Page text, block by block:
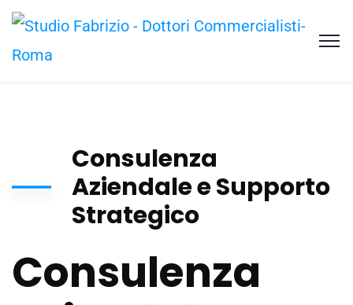
Consulenza
Aziendale e Supporto
Strategico
Consulenza